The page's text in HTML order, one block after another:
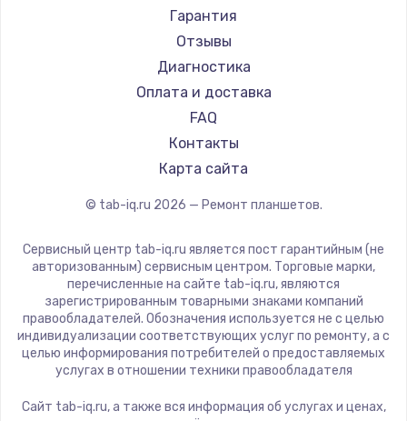
Amazon
Aquarius
Philips
Dell
HP
Getac
ZTE
CHUWI
Гарантия
Отзывы
Диагностика
Оплата и доставка
FAQ
Контакты
Карта сайта
© tab-iq.ru 2026 — Ремонт планшетов.
Сервисный центр tab-iq.ru является пост гарантийным (не
авторизованным) сервисным центром. Торговые марки,
перечисленные на сайте tab-iq.ru, являются
зарегистрированным товарными знаками компаний
правообладателей. Обозначения используется не с целью
индивидуализации соответствующих услуг по ремонту, а с
целью информирования потребителей о предоставляемых
услугах в отношении техники правообладателя
Сайт tab-iq.ru, а также вся информация об услугах и ценах,